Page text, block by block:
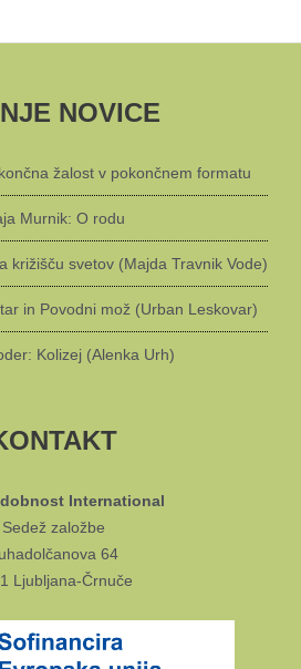
NOVICE
žalost v pokončnem formatu
Murnik: O rodu
križišču svetov (Majda Travnik Vode)
in Povodni mož (Urban Leskovar)
Kolizej (Alenka Urh)
International
Sedež založbe
64
Ljubljana-Črnuče